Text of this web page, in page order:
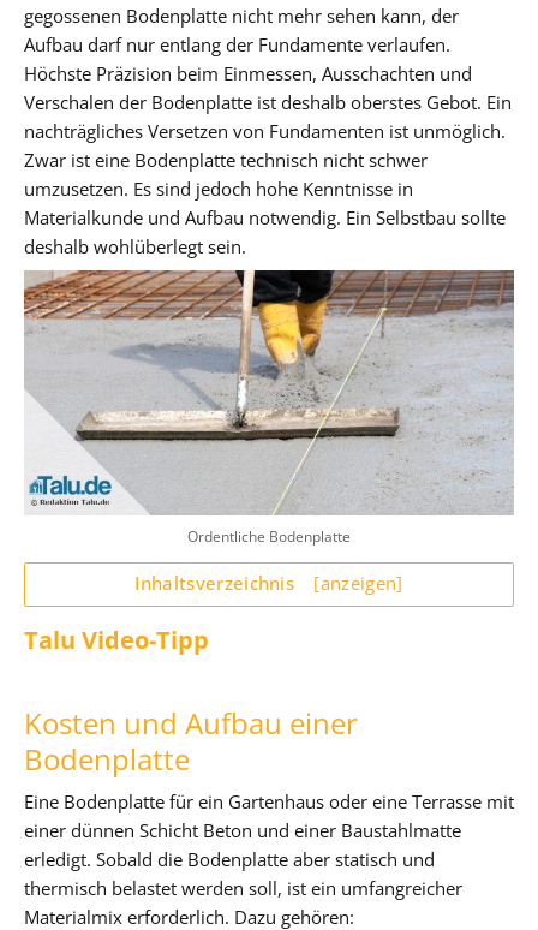
gegossenen Bodenplatte nicht mehr sehen kann, der
Aufbau darf nur entlang der Fundamente verlaufen.
Höchste Präzision beim Einmessen, Ausschachten und
Verschalen der Bodenplatte ist deshalb oberstes Gebot. Ein
nachträgliches Versetzen von Fundamenten ist unmöglich.
Zwar ist eine Bodenplatte technisch nicht schwer
umzusetzen. Es sind jedoch hohe Kenntnisse in
Materialkunde und Aufbau notwendig. Ein Selbstbau sollte
deshalb wohlüberlegt sein.
Ordentliche Bodenplatte
Inhaltsverzeichnis [anzeigen]
Talu Video-Tipp
Kosten und Aufbau einer
Bodenplatte
Eine Bodenplatte für ein Gartenhaus oder eine Terrasse mit
einer dünnen Schicht Beton und einer Baustahlmatte
erledigt. Sobald die Bodenplatte aber statisch und
thermisch belastet werden soll, ist ein umfangreicher
Materialmix erforderlich. Dazu gehören: